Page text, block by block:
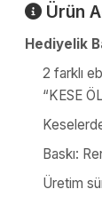
Ürün
Hediyelik
2 farklı
“KESE
Baskı:
Üretim